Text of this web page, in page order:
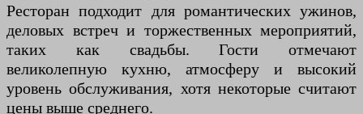
Ресторан подходит для романтических ужинов,
деловых встреч и торжественных мероприятий,
таких как свадьбы. Гости отмечают
великолепную кухню, атмосферу и высокий
уровень обслуживания, хотя некоторые считают
цены выше среднего.